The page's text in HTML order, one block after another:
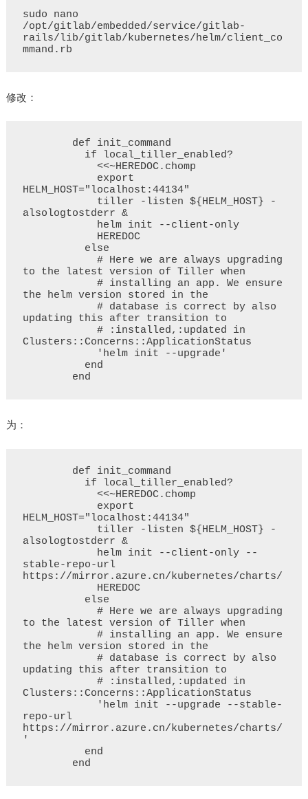
sudo nano
/opt/gitlab/embedded/service/gitlab-
rails/lib/gitlab/kubernetes/helm/client_co
修改：
HELM_HOST="localhost:44134"
alsologtostderr &
to the latest version of Tiller when
the helm version stored in the
updating this after transition to
Clusters::Concerns::ApplicationStatus
为：
HELM_HOST="localhost:44134"
alsologtostderr &
stable-repo-url
https://mirror.azure.cn/kubernetes/charts/
to the latest version of Tiller when
the helm version stored in the
updating this after transition to
Clusters::Concerns::ApplicationStatus
repo-url
https://mirror.azure.cn/kubernetes/charts/
'